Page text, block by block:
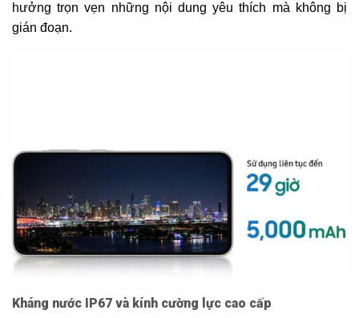
hưởng trọn vẹn những nội dung yêu thích mà không bị
gián đoạn.
Kháng nước IP67 và kính cường lực cao cấp